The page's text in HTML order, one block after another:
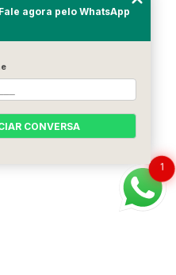
1
agora pelo WhatsApp
CONVERSA